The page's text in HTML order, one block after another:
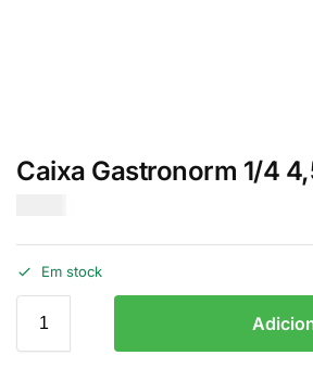
Caixa Gastronorm 1/4
Em stock